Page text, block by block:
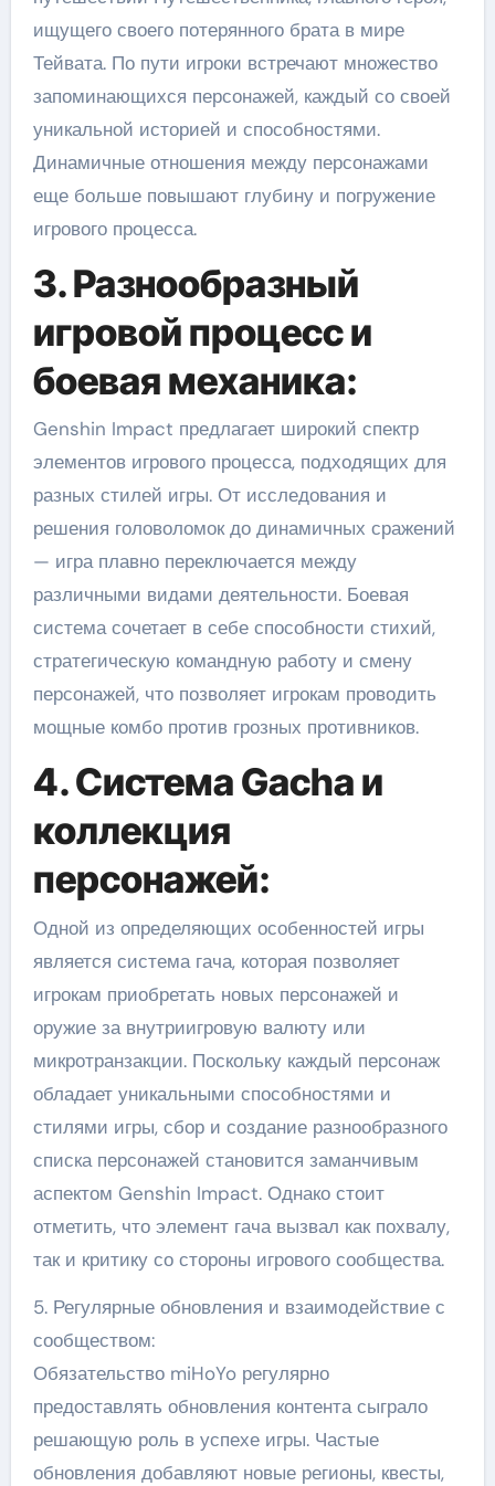
ищущего своего потерянного брата в мире
Тейвата. По пути игроки встречают множество
запоминающихся персонажей, каждый со своей
уникальной историей и способностями.
Динамичные отношения между персонажами
еще больше повышают глубину и погружение
игрового процесса.
3. Разнообразный
игровой процесс и
боевая механика:
Genshin Impact предлагает широкий спектр
элементов игрового процесса, подходящих для
разных стилей игры. От исследования и
решения головоломок до динамичных сражений
— игра плавно переключается между
различными видами деятельности. Боевая
система сочетает в себе способности стихий,
стратегическую командную работу и смену
персонажей, что позволяет игрокам проводить
мощные комбо против грозных противников.
4. Система Gacha и
коллекция
персонажей:
Одной из определяющих особенностей игры
является система гача, которая позволяет
игрокам приобретать новых персонажей и
оружие за внутриигровую валюту или
микротранзакции. Поскольку каждый персонаж
обладает уникальными способностями и
стилями игры, сбор и создание разнообразного
списка персонажей становится заманчивым
аспектом Genshin Impact. Однако стоит
отметить, что элемент гача вызвал как похвалу,
так и критику со стороны игрового сообщества.
5. Регулярные обновления и взаимодействие с
сообществом:
Обязательство miHoYo регулярно
предоставлять обновления контента сыграло
решающую роль в успехе игры. Частые
обновления добавляют новые регионы, квесты,